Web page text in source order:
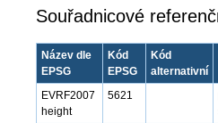
Souřadnicové
Název dle
EPSG
Kód
EPSG
Kód
alternativní
EVRF2007
height
5621